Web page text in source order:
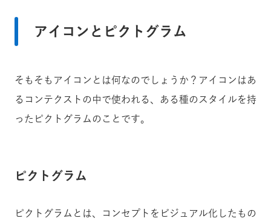
アイコンとピクトグラム
そもそもアイコンとは何なのでしょうか？アイコンはあ
るコンテクストの中で使われる、ある種のスタイルを持
ったピクトグラムのことです。
ピクトグラム
ピクトグラムとは、コンセプトをビジュアル化したもの